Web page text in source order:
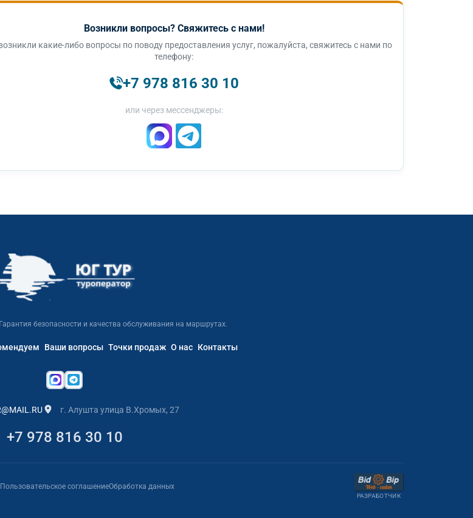
Возникли вопросы? Свяжитесь с нами!
какие-либо вопросы по поводу предоставления услуг, пожалуйста, свяжитесь с нами по
телефону:
+7 978 816 30 10
или через мессенджеры:
безопасности и качества обслуживания на маршрутах.
Ваши вопросы Точки продаж О нас Контакты
г. Алушта улица В.Хромых, 27
+7 978 816 30 10
Пользовательское соглашениеОбработка данных
РАЗРАБОТЧИК